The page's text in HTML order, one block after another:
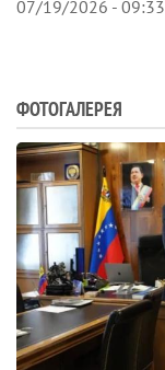
07/19/2026 - 09:33
ФОТОГАЛЕРЕЯ